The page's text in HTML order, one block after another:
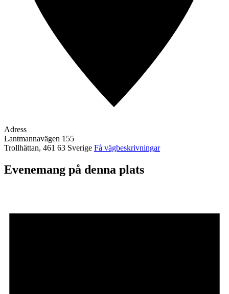
Adress
Lantmannavägen 155
Trollhättan, 461 63 Sverige Få vägbeskrivningar
Evenemang på denna plats